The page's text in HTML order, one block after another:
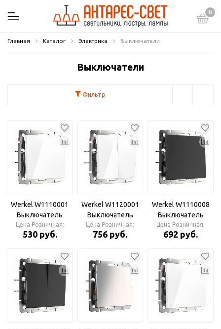
0
Главная Каталог Электрика Выключатели
Выключатели
Фильтр
Werkel W1110001
Выключатель
одноклавишный
(белый)
Цена Розничная:
530 руб.
Werkel W1120001
Выключатель
двухклавишный
(белый)
Цена Розничная:
756 руб.
Werkel W1110008
Выключатель
одноклавишный
(черный матовый)
Цена Розничная:
692 руб.